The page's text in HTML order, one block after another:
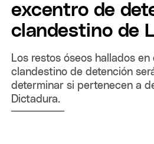
excentro de
clandestino de
Los restos óseos hallados en
clandestino de detención
determinar si pertenecen a
Dictadura.